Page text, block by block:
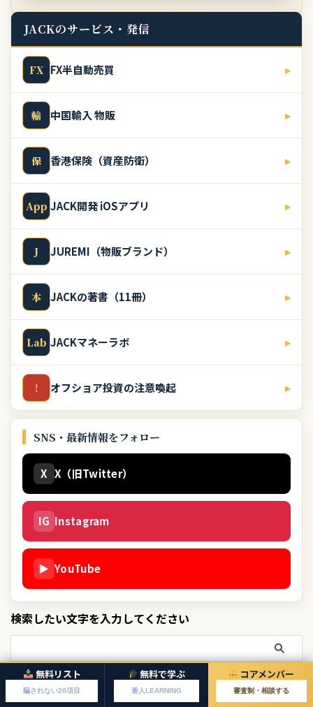
JACKのサービス・発信
FX FX半自動売買 ▸
輸 中国輸入 物販 ▸
保 香港保険（資産防衛） ▸
App JACK開発 iOSアプリ ▸
J JUREMI（物販ブランド） ▸
本 JACKの著書（11冊） ▸
Lab JACKマネーラボ ▸
! オフショア投資の注意喚起 ▸
SNS・最新情報をフォロー
X X（旧Twitter）
IG Instagram
▶ YouTube
検索したい文字を入力してください
テーマから探す
無料リスト
騙されない20項目
無料で学ぶ
番人LEARNING
コアメンバー
審査制・相談する